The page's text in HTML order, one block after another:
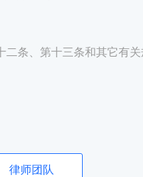
条、第十三条和其它有
律师团队